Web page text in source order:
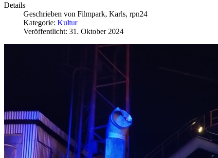
Details
Geschrieben von Filmpark, Karls, rpn24
Kategorie: Kultur
Veröffentlicht: 31. Oktober 2024